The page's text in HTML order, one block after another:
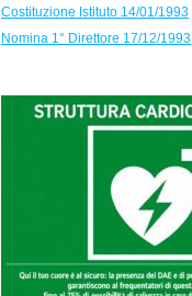
Costituzione Istituto 14/01/1993
Nomina 1° Direttore 17/12/1993